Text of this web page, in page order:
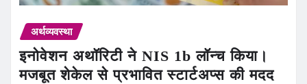
अर्थव्यवस्था
इनोवेशन अथॉरिटी ने NIS 1b लॉन्च किया।
मजबूत शेकेल से प्रभावित स्टार्टअप्स की मदद